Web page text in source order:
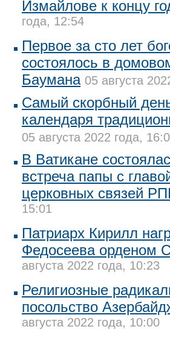
Измайлове к концу
года, 12:54
Первое за сто лет
состоялось в
Баумана 05 августа
Самый скорбный
календаря
05 августа 2022 года,
В Ватикане
встреча папы с
церковных связей
15:01
Патриарх Кирилл
Федосеева орденом
августа 2022 года, 10:23
Религиозные
посольство
августа 2022 года, 10:00